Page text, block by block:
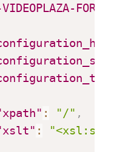
: "/" ,
: